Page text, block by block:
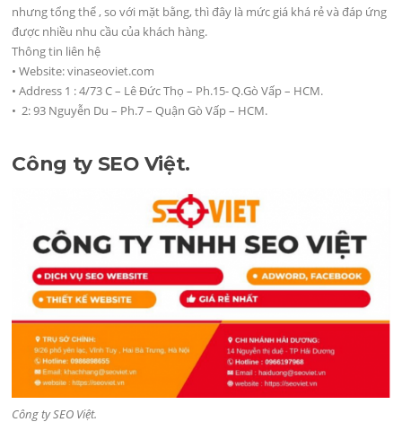
nhưng tổng thể , so với mặt bằng, thì đây là mức giá khá rẻ và đáp ứng
được nhiều nhu cầu của khách hàng.
Thông tin liên hệ
• Website: vinaseoviet.com
• Address 1 : 4/73 C – Lê Đức Thọ – Ph.15- Q.Gò Vấp – HCM.
• 2: 93 Nguyễn Du – Ph.7 – Quận Gò Vấp – HCM.
Công ty SEO Việt.
Công ty SEO Việt.